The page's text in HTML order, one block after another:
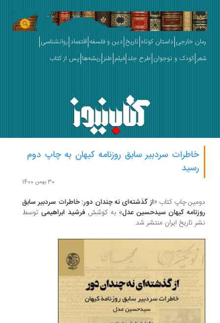
رمان خارجی داستان کوتاه تاریخ دین و فلسفه اقتصاد روانشناسی
شعر کودک و نوجوان طرح جلد فیلم طنز ریشه‌ها پس از کتاب
خاطرات سردبیر سابق روزنامه کیهان به چاپ دوم
رسید
30 بهمن 1400
دومین چاپ کتاب «از گذشته‌ای نه چندان دور: خاطرات سردبیر سابق
روزنامه کیهان سیدحسین عدل» به کوشش فرشید ابراهیمی توسط
نشر تاریخ ایران منتشر شد.